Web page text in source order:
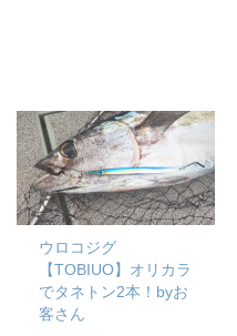
ウロコジグ
【TOBIUO】オリカラ
でタネトン2本！byお
客さん